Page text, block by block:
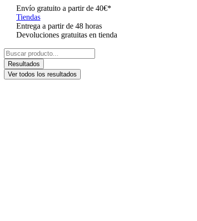
contenido
Envío gratuito a partir de 40€*
Tiendas
Entrega a partir de 48 horas
Devoluciones gratuitas en tienda
Search
...Resultados
Ver todos los resultados